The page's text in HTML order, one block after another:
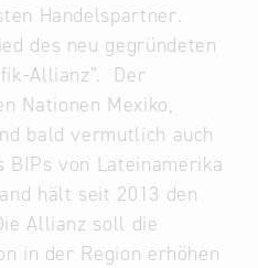
Handelspartner.
des neu gegründeten
Allianz“. Der
Nationen Mexiko,
bald vermutlich auch
BIPs von Lateinamerika
hält seit 2013 den
Allianz soll die
in der Region erhöhen